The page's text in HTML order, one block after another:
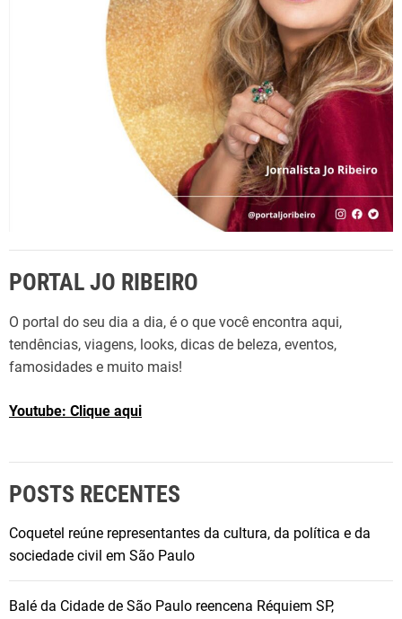
PORTAL JO RIBEIRO
O portal do seu dia a dia, é o que você encontra aqui,
tendências, viagens, looks, dicas de beleza, eventos,
famosidades e muito mais!
Youtube: Clique aqui
POSTS RECENTES
Coquetel reúne representantes da cultura, da política e da
sociedade civil em São Paulo
Balé da Cidade de São Paulo reencena Réquiem SP,